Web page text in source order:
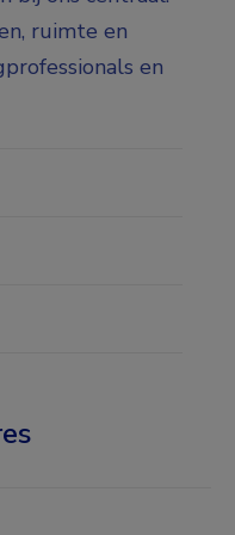
ruimte en
en